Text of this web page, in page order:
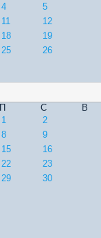
4
5
11
12
18
19
25
26
П С
В
1
2
8
9
15
16
22
23
29
30